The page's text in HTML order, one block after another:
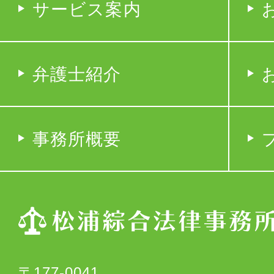
サービス案内
弁護士紹介
事務所概要